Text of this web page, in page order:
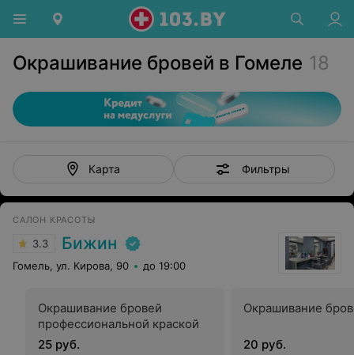
Окрашивание бровей в Гомеле 18
Карта Фильтры
САЛОН КРАСОТЫ
3.3 Бижин
Гомель, ул. Кирова, 90 до 19:00
Окрашивание бровей
профессиональной краской
25 руб.
Окрашивание
20 руб.